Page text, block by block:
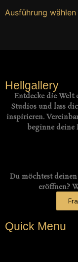
Ausführung wählen
Hellgallery
Entdecke die
Studios und lass
inspirieren.
beginne deine
Du möchtest
eröffnen?
Quick Menu